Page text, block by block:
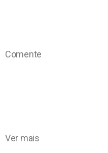
Comente
Ver mais